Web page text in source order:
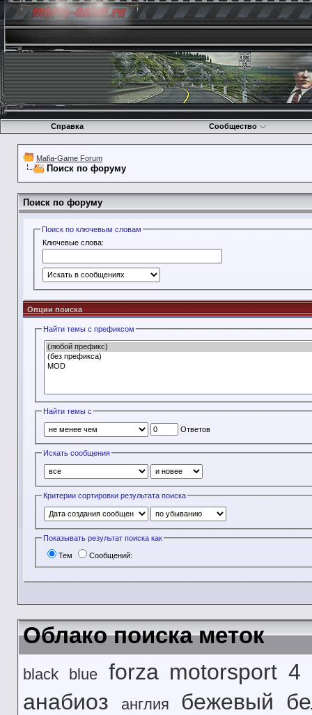
Справка Сообщество
Mafia-Game Forum
Поиск по форуму
Поиск по форуму
Поиск по ключевым словам
Ключевые слова:
Опции поиска
Найти темы с префиксом
Найти темы с
Ответов
Искать сообщения
Критерии сортировки результата поиска
Показывать результат поиска как
Тем Сообщений:
Облако поиска меток
black blue forza motorsport 4
анабиоз
англия бежевый